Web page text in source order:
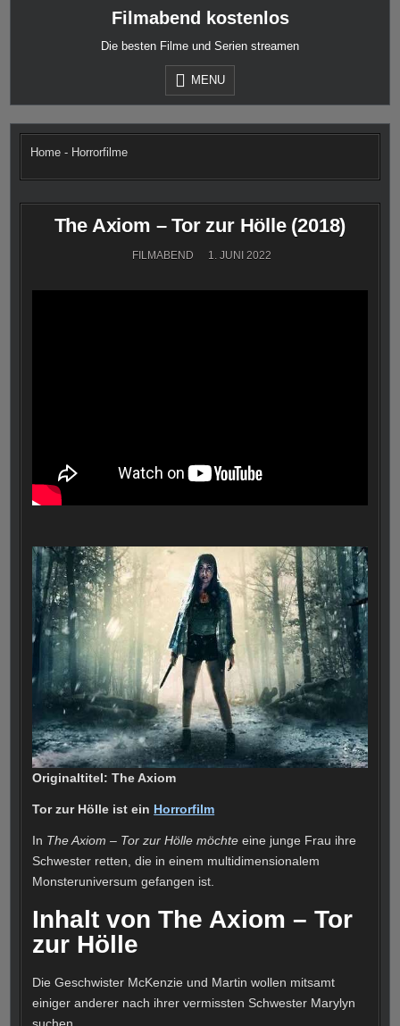
Filmabend kostenlos
Die besten Filme und Serien streamen
MENU
Home - Horrorfilme
The Axiom – Tor zur Hölle (2018)
FILMABEND 1. JUNI 2022
Originaltitel: The Axiom
Tor zur Hölle ist ein Horrorfilm
In The Axiom – Tor zur Hölle möchte eine junge Frau ihre
Schwester retten, die in einem multidimensionalem
Monsteruniversum gefangen ist.
Inhalt von The Axiom – Tor
zur Hölle
Die Geschwister McKenzie und Martin wollen mitsamt
einiger anderer nach ihrer vermissten Schwester Marylyn
suchen.